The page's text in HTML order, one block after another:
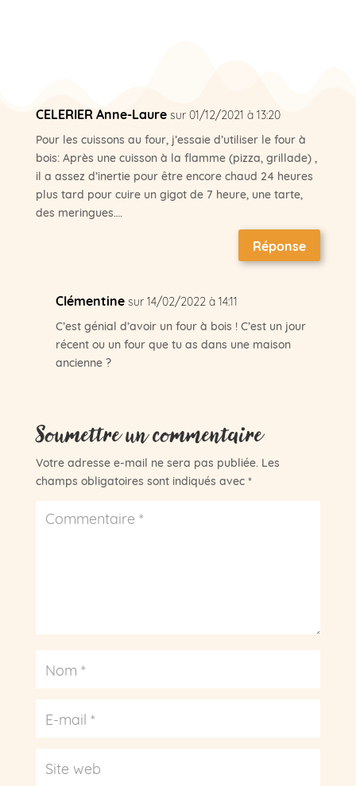
CELERIER Anne-Laure sur 01/12/2021 à 13:20
Pour les cuissons au four, j’essaie d’utiliser le four à
bois: Après une cuisson à la flamme (pizza, grillade) ,
il a assez d’inertie pour être encore chaud 24 heures
plus tard pour cuire un gigot de 7 heure, une tarte,
des meringues….
Réponse
Clémentine sur 14/02/2022 à 14:11
C’est génial d’avoir un four à bois ! C’est un jour
récent ou un four que tu as dans une maison
ancienne ?
Soumettre un commentaire
Votre adresse e-mail ne sera pas publiée. Les
champs obligatoires sont indiqués avec *